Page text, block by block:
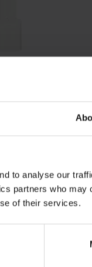
to analyse our
partners who may
of their services.